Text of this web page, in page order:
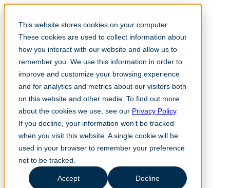
This website stores cookies on your computer.
These cookies are used to collect information about
how you interact with our website and allow us to
remember you. We use this information in order to
improve and customize your browsing experience
and for analytics and metrics about our visitors both
on this website and other media. To find out more
about the cookies we use, see our Privacy Policy.
If you decline, your information won’t be tracked
when you visit this website. A single cookie will be
used in your browser to remember your preference
not to be tracked.
Accept Decline
Become a CIO
IT Strategy
IT Sourcing
Cloud Beratung
Staffing Solutions
IT Financial Management
Solutions
IT Mergers & Acqusitions
Emergency Management
CIO Advisory
Unternehmen
noventum Gruppe
Kontakt